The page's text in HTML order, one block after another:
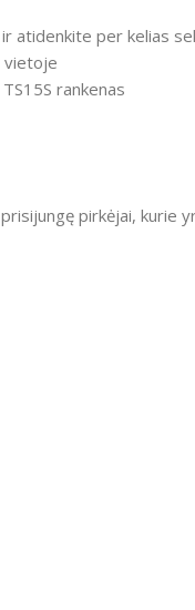
atidenkite per kelias
vietoje
rankenas
pirkėjai, kurie